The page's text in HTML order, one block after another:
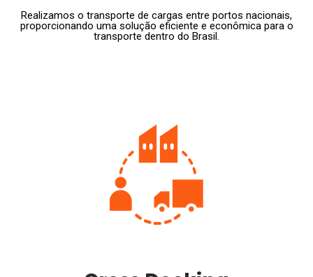
Realizamos o transporte de cargas entre portos nacionais,
proporcionando uma solução eficiente e econômica para o
transporte dentro do Brasil.